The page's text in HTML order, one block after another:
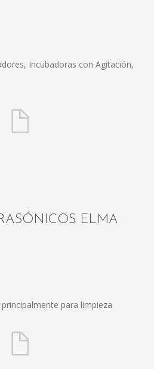
Incubadoras con Agitación,
ELMA
para limpieza